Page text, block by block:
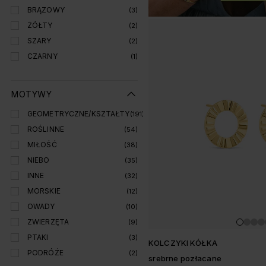
BRĄZOWY (3)
ŻÓŁTY (2)
SZARY (2)
CZARNY (1)
MOTYWY
GEOMETRYCZNE/KSZTAŁTY(191)
ROŚLINNE (54)
MIŁOŚĆ (38)
NIEBO (35)
INNE (32)
MORSKIE (12)
OWADY (10)
ZWIERZĘTA (9)
PTAKI (3)
PODRÓŻE (2)
KOLCZYKI KÓŁKA
srebrne pozłacane